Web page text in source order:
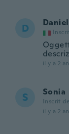
D Daniel
il y a 2
S Sonia
Inscrit
il y a 2